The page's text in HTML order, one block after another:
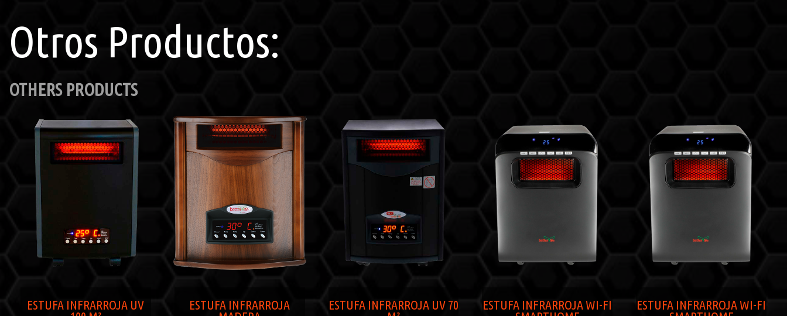
Otros Productos:
OTHERS PRODUCTS
ESTUFA INFRARROJA UV
ESTUFA INFRARROJA
ESTUFA INFRARROJA UV 70
ESTUFA INFRARROJA WI-FI
ESTUFA INFRARROJA WI-FI